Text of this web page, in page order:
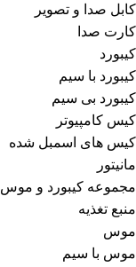
کابل صدا و تصویر
کارت صدا
کیبورد
کیبورد با سیم
کیبورد بی سیم
کیس کامپیوتر
کیس های اسمبل شده
مانیتور
مجموعه کیبورد و موس
منبع تغذیه
موس
موس با سیم